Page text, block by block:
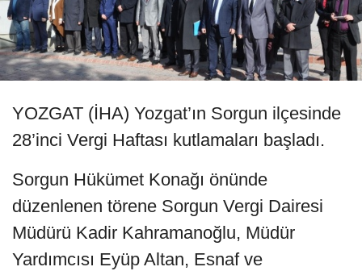
YOZGAT (İHA) Yozgat’ın Sorgun ilçesinde
28’inci Vergi Haftası kutlamaları başladı.
Sorgun Hükümet Konağı önünde
düzenlenen törene Sorgun Vergi Dairesi
Müdürü Kadir Kahramanoğlu, Müdür
Yardımcısı Eyüp Altan, Esnaf ve